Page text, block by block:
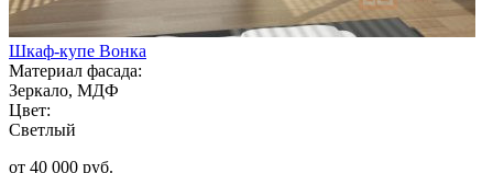
Шкаф-купе Вонка
Материал фасада:
Зеркало, МДФ
Цвет:
Светлый
от 40 000 руб.